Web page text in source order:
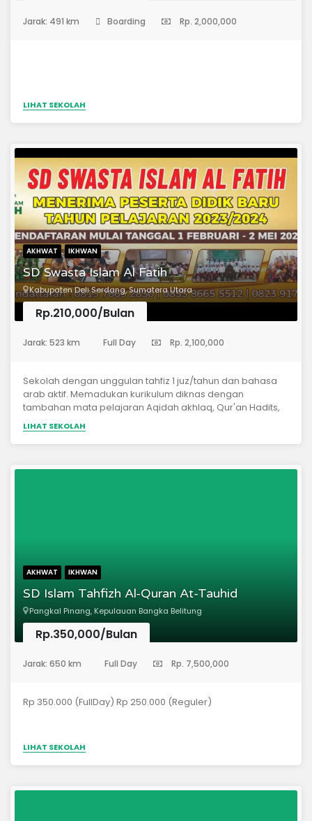
Jarak: 491 km Boarding Rp. 2,000,000
LIHAT SEKOLAH
AKHWAT IKHWAN
SD Swasta Islam Al Fatih
Kabupaten Deli Serdang, Sumatera Utara
Rp.210,000/Bulan
Jarak: 523 km Full Day Rp. 2,100,000
Sekolah dengan unggulan tahfiz 1 juz/tahun dan bahasa
arab aktif. Memadukan kurikulum diknas dengan
tambahan mata pelajaran Aqidah akhlaq, Qur'an Hadits,
Fiqih, dan Sejarah Islam.
LIHAT SEKOLAH
AKHWAT IKHWAN
SD Islam Tahfizh Al-Quran At-Tauhid
Pangkal Pinang, Kepulauan Bangka Belitung
Rp.350,000/Bulan
Jarak: 650 km Full Day Rp. 7,500,000
Rp 350.000 (FullDay) Rp 250.000 (Reguler)
LIHAT SEKOLAH